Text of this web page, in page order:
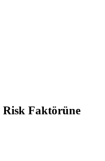
Faktörüne